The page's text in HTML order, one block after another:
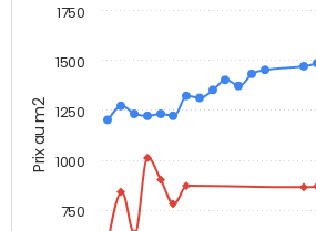
Prix au m2
750
1000
1250
1500
1750